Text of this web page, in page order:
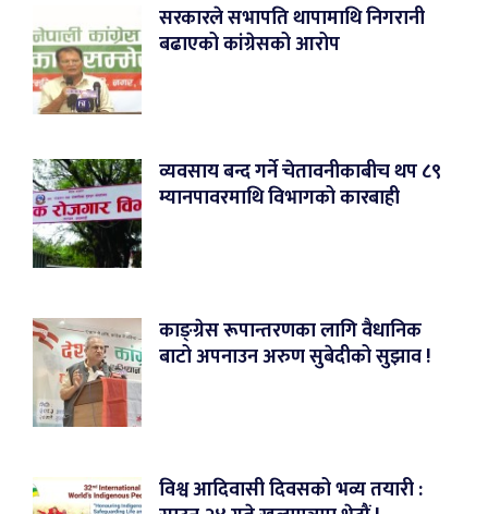
सरकारले सभापति थापामाथि निगरानी
बढाएको कांग्रेसको आरोप
व्यवसाय बन्द गर्ने चेतावनीकाबीच थप ८९
म्यानपावरमाथि विभागको कारबाही
काङ्ग्रेस रूपान्तरणका लागि वैधानिक
बाटो अपनाउन अरुण सुबेदीको सुझाव !
विश्व आदिवासी दिवसको भव्य तयारी :